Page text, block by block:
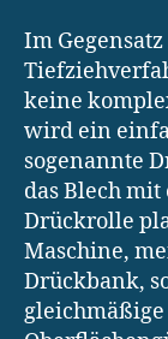
Im
keine
wird ein
sogenannte
das Blech
Drückrolle
Maschine,
Drückbank,